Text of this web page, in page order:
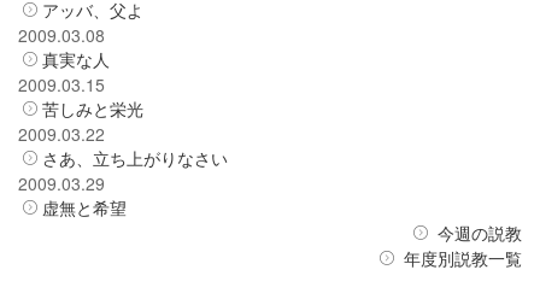
アッバ、父よ
2009.03.08
真実な人
2009.03.15
苦しみと栄光
2009.03.22
さあ、立ち上がりなさい
2009.03.29
虚無と希望
今週の説教
年度別説教一覧